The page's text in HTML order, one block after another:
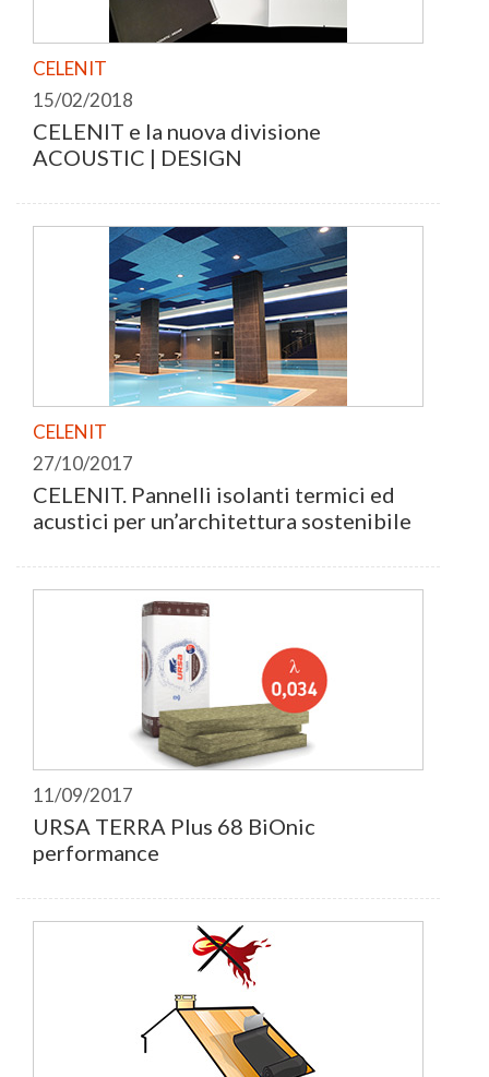
CELENIT
15/02/2018
CELENIT e la nuova divisione
ACOUSTIC | DESIGN
CELENIT
27/10/2017
CELENIT. Pannelli isolanti termici ed
acustici per un’architettura sostenibile
11/09/2017
URSA TERRA Plus 68 BiOnic
performance